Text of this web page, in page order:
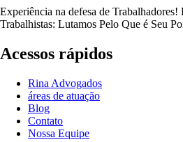
Experiência na defesa de
Trabalhistas: Lutamos Pelo Que é Seu
Acessos rápidos
Rina Advogados
áreas de atuação
Blog
Contato
Nossa Equipe